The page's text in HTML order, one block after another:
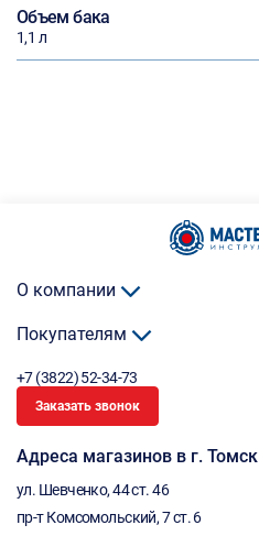
Объем бака
1,1 л
О компании
Покупателям
+7 (3822) 52-34-73
Заказать звонок
Адреса магазинов в г. Томск
ул. Шевченко, 44 ст. 46
пр-т Комсомольский, 7 ст. 6